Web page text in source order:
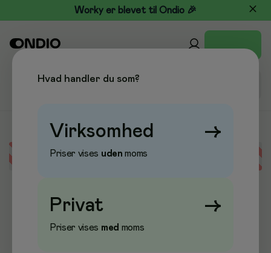
Worky er blevet til Ondio 🎉
Error loading data
Hvad handler du som?
Virksomhed →
Priser vises uden moms
Privat →
Priser vises med moms